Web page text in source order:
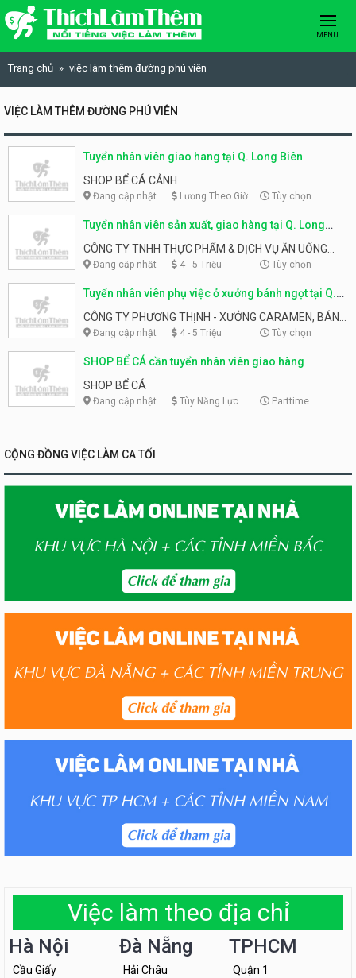
Skip to content
MENU
Trang chủ việc làm thêm đường phú viên
VIỆC LÀM THÊM ĐƯỜNG PHÚ VIÊN
Tuyển nhân viên giao hang tại Q. Long Biên
SHOP BỂ CÁ CẢNH
Đang cập nhật Lương Theo Giờ Tùy chọn
Tuyển nhân viên sản xuất, giao hàng tại Q. Long
Biên
CÔNG TY TNHH THỰC PHẨM & DỊCH VỤ ĂN UỐNG
PHƯƠNG THỊNH
Đang cập nhật 4 - 5 Triệu Tùy chọn
Tuyển nhân viên phụ việc ở xưởng bánh ngọt tại Q.
Long Biên
CÔNG TY PHƯƠNG THỊNH - XƯỞNG CARAMEN, BÁNH
NGỌT
Đang cập nhật 4 - 5 Triệu Tùy chọn
SHOP BỂ CÁ cần tuyển nhân viên giao hàng
SHOP BỂ CÁ
Đang cập nhật Tùy Năng Lực Parttime
CỘNG ĐỒNG VIỆC LÀM CA TỐI
Việc làm theo địa chỉ
Hà Nội
Cầu Giấy
Đà Nẵng
Hải Châu
TPHCM
Quận 1